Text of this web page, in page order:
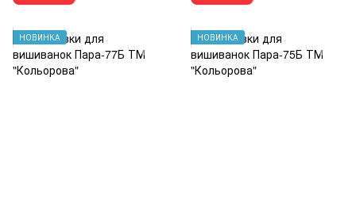
НОВИНКА НОВИНКА